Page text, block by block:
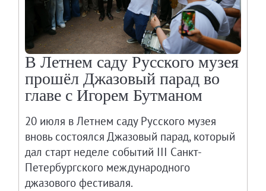
В Летнем саду Русского музея
прошёл Джазовый парад во
главе с Игорем Бутманом
20 июля в Летнем саду Русского музея
вновь состоялся Джазовый парад, который
дал старт неделе событий III Санкт-
Петербургского международного
джазового фестиваля.